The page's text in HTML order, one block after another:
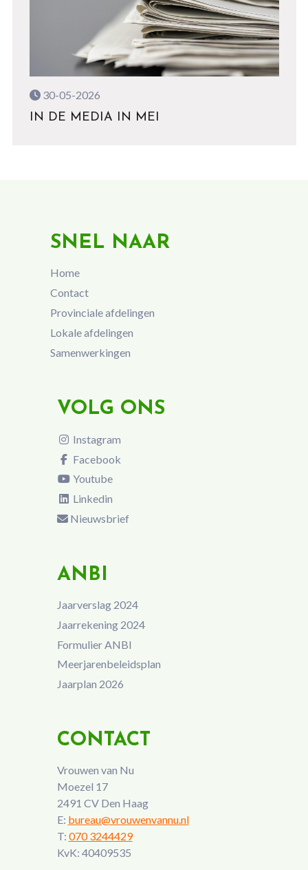
30-05-2026
IN DE MEDIA IN MEI
SNEL NAAR
Home
Contact
Provinciale afdelingen
Lokale afdelingen
Samenwerkingen
VOLG ONS
Instagram
Facebook
Youtube
Linkedin
Nieuwsbrief
ANBI
Jaarverslag 2024
Jaarrekening 2024
Formulier ANBI
Meerjarenbeleidsplan
Jaarplan 2026
CONTACT
Vrouwen van Nu
Moezel 17
2491 CV Den Haag
E: bureau@vrouwenvannu.nl
T: 070 3244429
KvK: 40409535